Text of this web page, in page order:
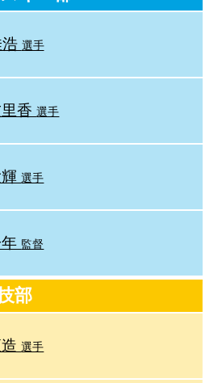
選手
里香選手
輝選手
監督
部
造選手